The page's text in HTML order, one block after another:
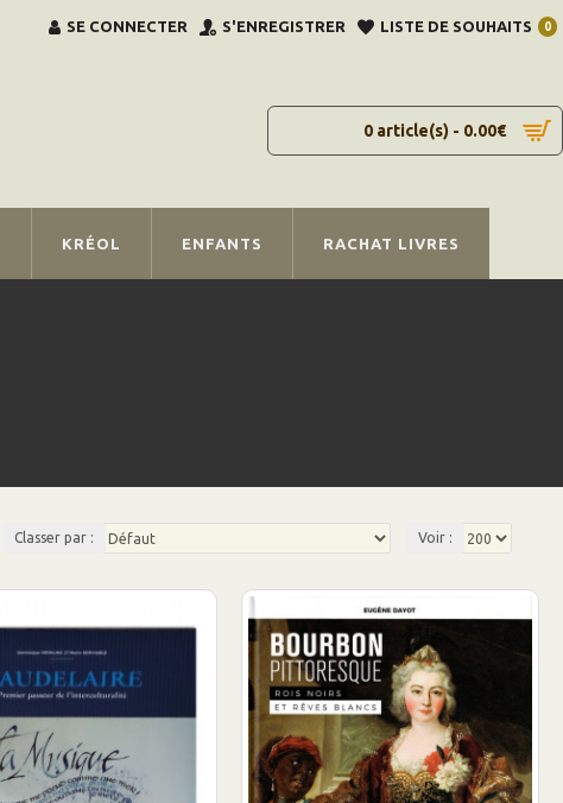
SE CONNECTER S'ENREGISTRER LISTE DE SOUHAITS 0
0 article(s) - 0.00€
KRÉOL ENFANTS RACHAT LIVRES
Classer par : Voir :